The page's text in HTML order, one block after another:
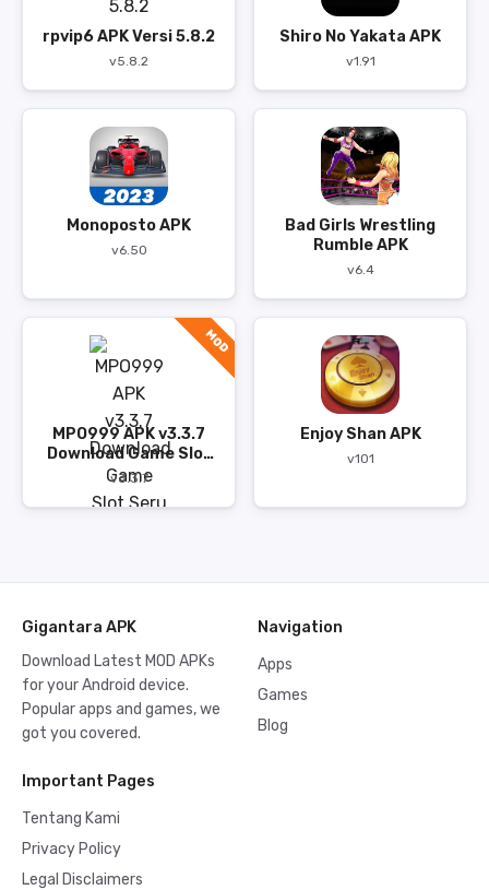
rpvip6 APK Versi 5.8.2
v5.8.2
Shiro No Yakata APK
v1.91
Monoposto APK
v6.50
Bad Girls Wrestling
Rumble APK
v6.4
MOD
MPO999 APK v3.3.7
Download Game Slot
Seru 76 MB
v3.3.7
Enjoy Shan APK
v101
Gigantara APK
Download Latest MOD APKs
for your Android device.
Popular apps and games, we
got you covered.
Navigation
Apps
Games
Blog
Important Pages
Tentang Kami
Privacy Policy
Legal Disclaimers